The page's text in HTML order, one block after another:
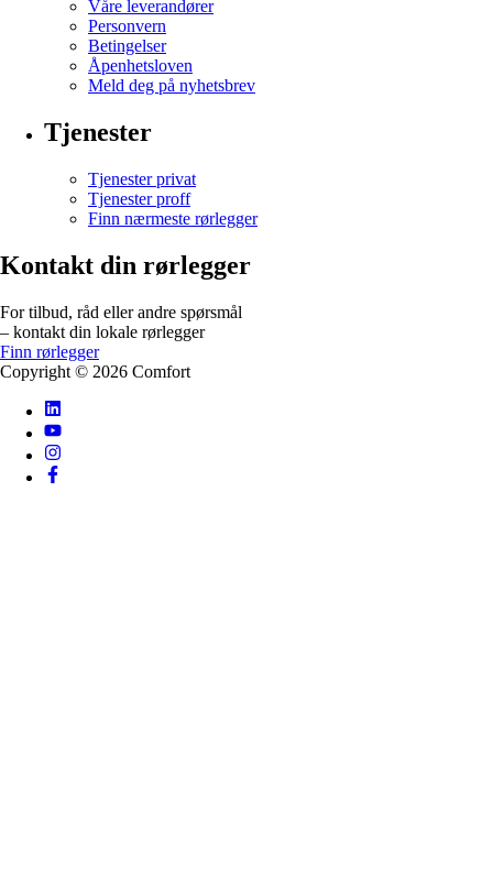
Våre leverandører
Personvern
Betingelser
Åpenhetsloven
Meld deg på nyhetsbrev
Tjenester
Tjenester privat
Tjenester proff
Finn nærmeste rørlegger
Kontakt din rørlegger
For tilbud, råd eller andre spørsmål
– kontakt din lokale rørlegger
Finn rørlegger
Copyright © 2026 Comfort